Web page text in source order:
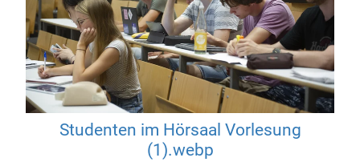
Studenten im Hörsaal Vorlesung
(1).webp